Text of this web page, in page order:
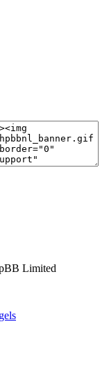
Limited